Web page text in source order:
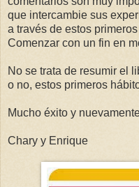
que intercambie sus
a través de estos
Comenzar con un fin en
No se trata de resumir el
o no, estos primeros
Mucho éxito y
Chary y Enrique